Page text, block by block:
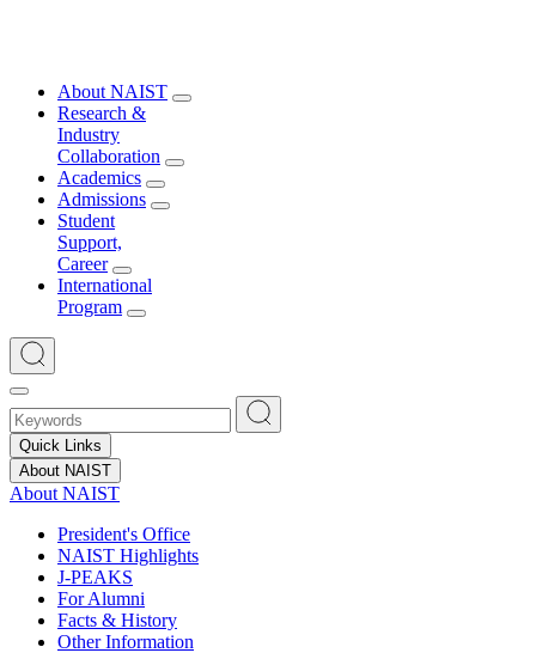
About NAIST
Research &
Industry
Collaboration
Academics
Admissions
Student
Support,
Career
International
Program
Quick Links
About NAIST
About NAIST
President's Office
NAIST Highlights
J-PEAKS
For Alumni
Facts & History
Other Information